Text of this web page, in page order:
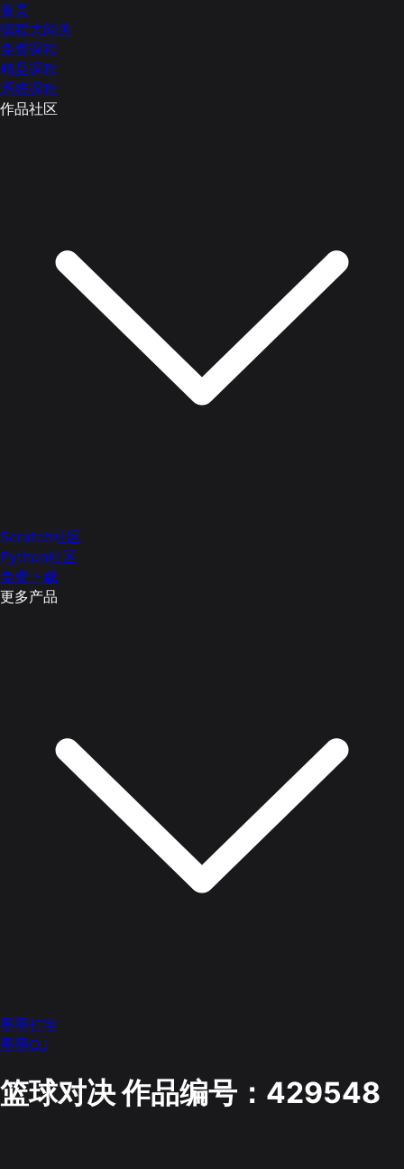
首页
编程大闯关
免费课程
精品课程
系统课程
作品社区
Scratch社区
Python社区
免费下载
更多产品
墨墨打字
墨墨OJ
篮球对决作品编号：429548